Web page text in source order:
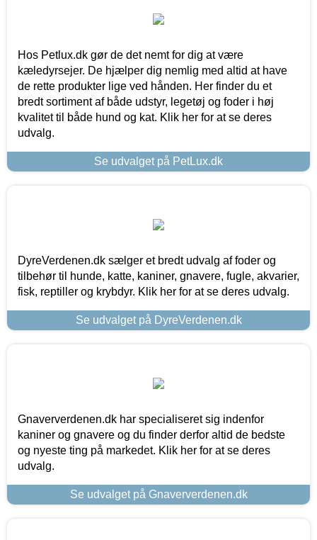
Hos Petlux.dk gør de det nemt for dig at være
kæledyrsejer. De hjælper dig nemlig med altid at have
de rette produkter lige ved hånden. Her finder du et
bredt sortiment af både udstyr, legetøj og foder i høj
kvalitet til både hund og kat. Klik her for at se deres
udvalg.
Se udvalget på PetLux.dk
DyreVerdenen.dk sælger et bredt udvalg af foder og
tilbehør til hunde, katte, kaniner, gnavere, fugle, akvarier,
fisk, reptiller og krybdyr. Klik her for at se deres udvalg.
Se udvalget på DyreVerdenen.dk
Gnaververdenen.dk har specialiseret sig indenfor
kaniner og gnavere og du finder derfor altid de bedste
og nyeste ting på markedet. Klik her for at se deres
udvalg.
Se udvalget på Gnaververdenen.dk